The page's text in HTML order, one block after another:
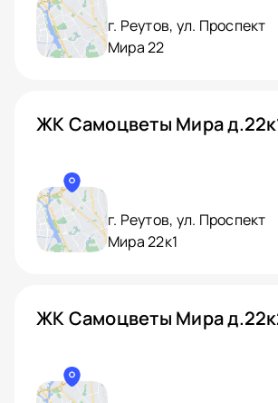
г. Реутов, ул. Проспект
Мира 22
ЖК Самоцветы Мира
г. Реутов, ул. Проспект
Мира 22к1
ЖК Самоцветы Мира